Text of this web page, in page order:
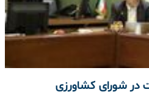
در شورای کشاورزی